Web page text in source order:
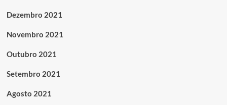
Dezembro 2021
Novembro 2021
Outubro 2021
Setembro 2021
Agosto 2021